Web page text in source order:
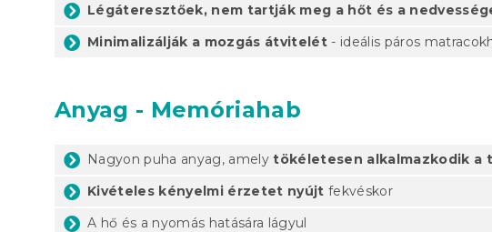
Légáteresztőek, nem tartják meg a hőt és a
Minimalizálják a mozgás átvitelét - ideális páros
Anyag - Memóriahab
Nagyon puha anyag, amelytökéletesen alkalmazkodik a
Kivételes kényelmi érzetet nyújt fekvéskor
A hő és a nyomás hatására lágyul